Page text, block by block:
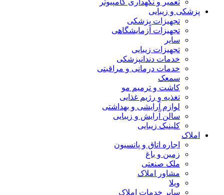
تعمیر و نگهداری کامپیوتر
پزشکی و زیبایی
تجهیزات پزشکی
تجهیزات آزمایشگاهی
سایر
تجهیزات زیبایی
خدمات دندانپزشکی
خدمات درمانی و مراقبتی
سمعک
کاشت و ترمیم مو
تغذیه و رژیم غذایی
لوازم آرایشی و بهداشتی
سالن آرایش و زیبایی
کلینیک زیبایی
املاک
اجاره اتاق و پانسیون
زمین و باغ
ملک صنعتی
مشاور املاک
ویلا
سایر خدمات املاک